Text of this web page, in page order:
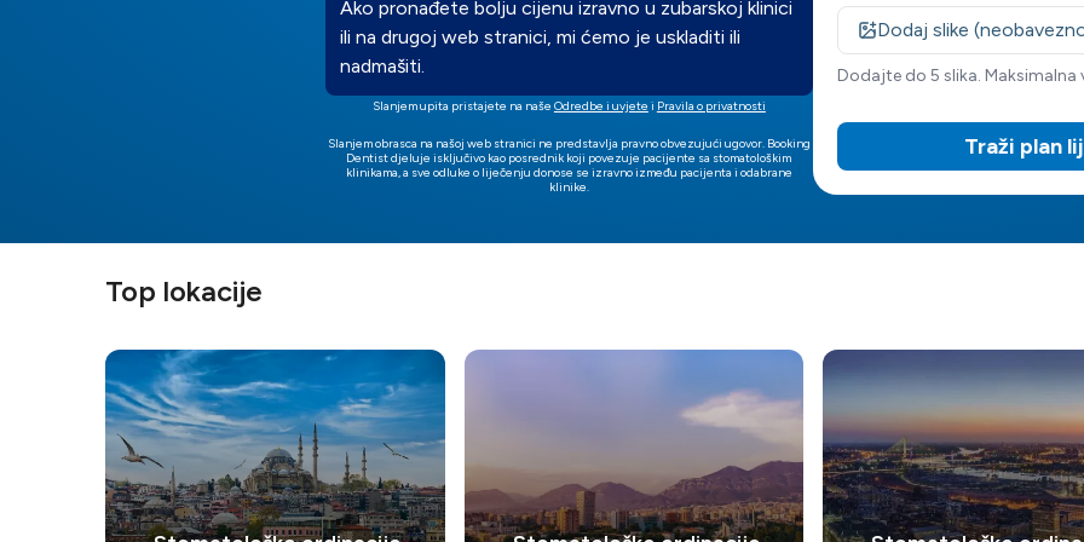
Ako pronađete bolju cijenu izravno u zubarskoj klinici
ili na drugoj web stranici, mi ćemo je uskladiti ili
nadmašiti.
Slanjem upita pristajete na naše Odredbe i uvjete i Pravila o privatnosti
Slanjem obrasca na našoj web stranici ne predstavlja pravno obvezujući ugovor. Booking
Dentist djeluje isključivo kao posrednik koji povezuje pacijente sa stomatološkim
klinikama, a sve odluke o liječenju donose se izravno između pacijenta i odabrane
klinike.
Dodaj slike
Dodajte do 5 slika. Maksimalna
Traži plan
Top lokacije